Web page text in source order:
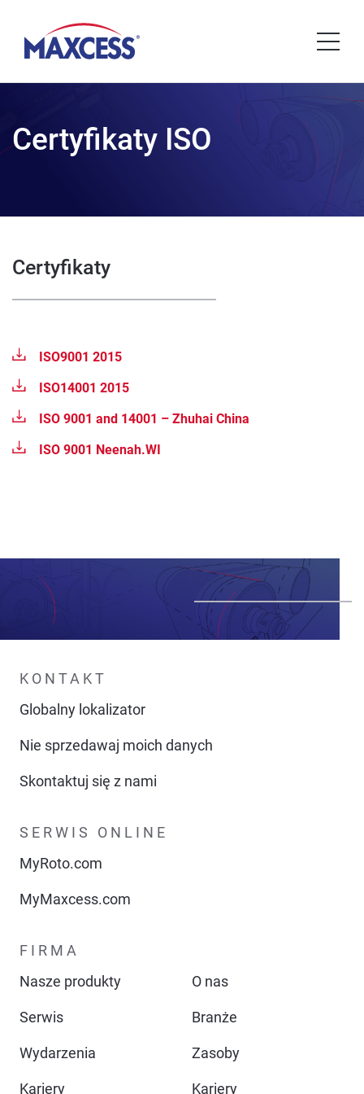
Certyfikaty ISO
Certyfikaty
ISO9001 2015
ISO14001 2015
ISO 9001 and 14001 – Zhuhai China
ISO 9001 Neenah.WI
KONTAKT
Globalny lokalizator
Nie sprzedawaj moich danych
Skontaktuj się z nami
SERWIS ONLINE
MyRoto.com
MyMaxcess.com
FIRMA
Nasze produkty
O nas
Serwis Branże
Wydarzenia Zasoby
Kariery Kariery